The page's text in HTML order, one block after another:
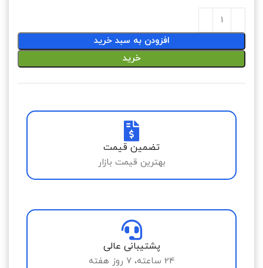
افزودن به سبد خرید
خرید
تضمین قیمت
بهترین قیمت بازار
پشتیبانی عالی
24 ساعته، 7 روز هفته